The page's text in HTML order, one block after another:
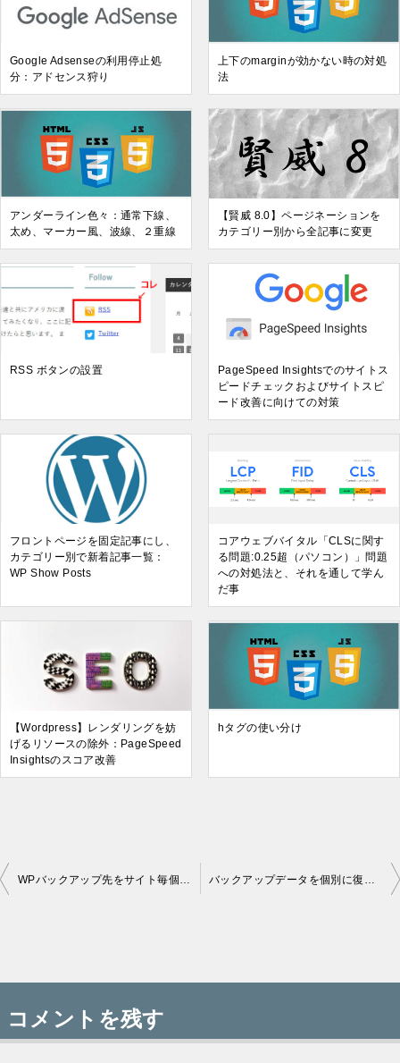
Google Adsenseの利用停止処
分：アドセンス狩り
上下のmarginが効かない時の対処
法
アンダーライン色々：通常下線、
太め、マーカー風、波線、２重線
【賢威 8.0】ページネーションを
カテゴリー別から全記事に変更
RSS ボタンの設置
PageSpeed Insightsでのサイトス
ピードチェックおよびサイトスピ
ード改善に向けての対策
フロントページを固定記事にし、
カテゴリー別で新着記事一覧：
WP Show Posts
コアウェブバイタル「CLSに関す
る問題:0.25超（パソコン）」問題
への対処法と、それを通して学ん
だ事
【Wordpress】レンダリングを妨
げるリソースの除外：PageSpeed
Insightsのスコア改善
hタグの使い分け
投
稿
ナ
WPバックアップ先をサイト毎個別指定：UpdraftPlus Backup/Restor バックアップデータを個別に復元：UpdraftPlus Backup/Restor
コメントを残す